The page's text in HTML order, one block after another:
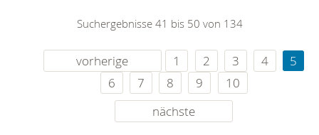
Suchergebnisse 41 bis 50 von 134
vorherige 1 2 3 4
5
6
7 8 9
10
nächste